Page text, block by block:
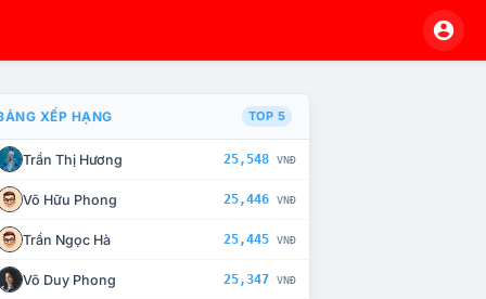
CHẾ TÀI XỬ LÝ VI PHẠM
XẾP HẠNG TOP 5
Trần Thị Hương 25,548 VNĐ
Võ Hữu Phong 25,446 VNĐ
Trần Ngọc Hà 25,445 VNĐ
Võ Duy Phong 25,347 VNĐ